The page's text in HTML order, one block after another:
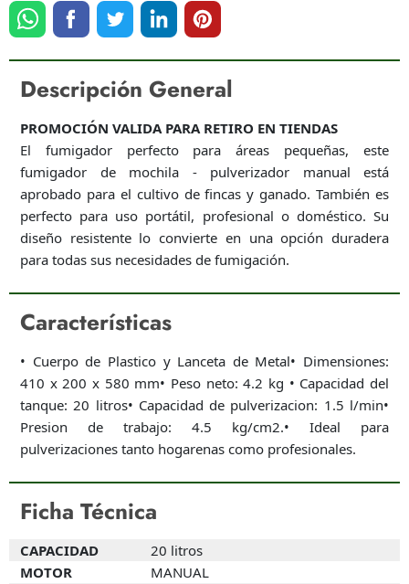
Descripción General
PROMOCIÓN VALIDA PARA RETIRO EN TIENDAS
El fumigador perfecto para áreas pequeñas, este
fumigador de mochila - pulverizador manual está
aprobado para el cultivo de fincas y ganado. También es
perfecto para uso portátil, profesional o doméstico. Su
diseño resistente lo convierte en una opción duradera
para todas sus necesidades de fumigación.
Características
• Cuerpo de Plastico y Lanceta de Metal• Dimensiones:
410 x 200 x 580 mm• Peso neto: 4.2 kg • Capacidad del
tanque: 20 litros• Capacidad de pulverizacion: 1.5 l/min•
Presion de trabajo: 4.5 kg/cm2.• Ideal para
pulverizaciones tanto hogarenas como profesionales.
Ficha Técnica
CAPACIDAD
20 litros
MOTOR
MANUAL